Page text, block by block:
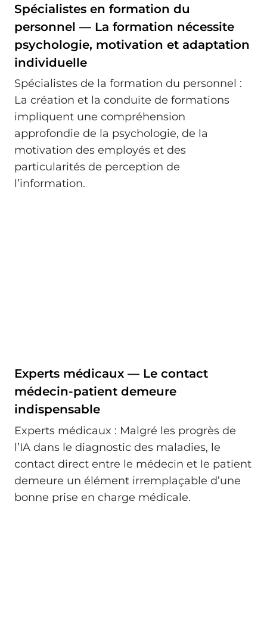
Spécialistes en formation du
personnel — La formation nécessite
psychologie, motivation et adaptation
individuelle
Spécialistes de la formation du personnel :
La création et la conduite de formations
impliquent une compréhension
approfondie de la psychologie, de la
motivation des employés et des
particularités de perception de
l’information.
Experts médicaux — Le contact
médecin-patient demeure
indispensable
Experts médicaux : Malgré les progrès de
l’IA dans le diagnostic des maladies, le
contact direct entre le médecin et le patient
demeure un élément irremplaçable d’une
bonne prise en charge médicale.